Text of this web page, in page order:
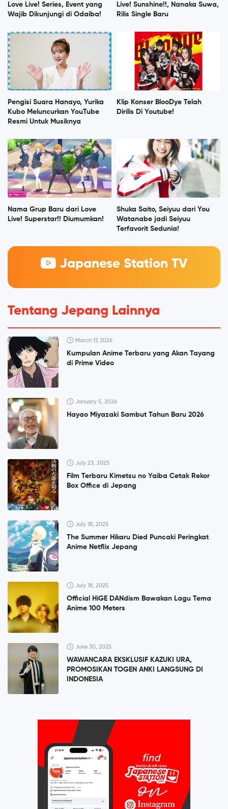
Love Live! Series, Event yang
Wajib Dikunjungi di Odaiba!
Live! Sunshine!!, Nanaka Suwa,
Rilis Single Baru
Pengisi Suara Hanayo, Yurika
Kubo Meluncurkan YouTube
Resmi Untuk Musiknya
Klip Konser BlooDye Telah
Dirilis Di Youtube!
Nama Grup Baru dari Love
Live! Superstar!! Diumumkan!
Shuka Saito, Seiyuu dari You
Watanabe jadi Seiyuu
Terfavorit Sedunia!
Japanese Station TV
Tentang Jepang Lainnya
March 17, 2026
Kumpulan Anime Terbaru yang Akan Tayang
di Prime Video
January 5, 2026
Hayao Miyazaki Sambut Tahun Baru 2026
July 23, 2025
Film Terbaru Kimetsu no Yaiba Cetak Rekor
Box Office di Jepang
July 18, 2025
The Summer Hikaru Died Puncaki Peringkat
Anime Netflix Jepang
July 18, 2025
Official HiGE DANdism Bawakan Lagu Tema
Anime 100 Meters
June 30, 2025
WAWANCARA EKSKLUSIF KAZUKI URA,
PROMOSIKAN TOGEN ANKI LANGSUNG DI
INDONESIA